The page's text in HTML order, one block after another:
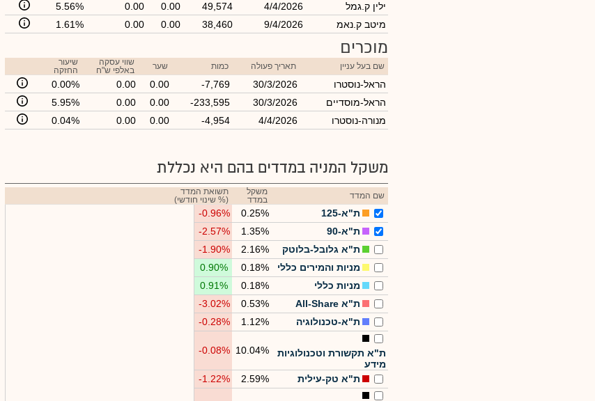
ילין ק.גמל
4/4/2026
49,574
0.00
0.00
5.56%
מיטב ק.נאמ
9/4/2026
38,460
0.00
0.00
1.61%
מוכרים
שם בעל עניין תאריך פעולה כמות שער
שווי עסקה
באלפי ש"ח
שיעור
החזקה
הראל-נוסטרו 30/3/2026
-7,769
0.00
0.00
0.00%
הראל-מוסדיים
30/3/2026
-233,595
0.00
0.00
5.95%
מנורה-נוסטרו
4/4/2026
-4,954
0.00
0.00
0.04%
משקל המניה במדדים בהם היא נכללת
שם המדד
משקל
במדד
תשואת המדד
(% שינוי חודשי)
ת"א-125 0.25%
-0.96%
ת"א-90
1.35%
-2.57%
ת"א גלובל-בלוטק
2.16%
-1.90%
מניות והמירים כללי
0.18%
0.90%
מניות כללי
0.18%
0.91%
ת"א All-Share
0.53%
-3.02%
ת"א-טכנולוגיה
1.12%
-0.28%
ת"א תקשורת וטכנולוגיות
מידע
10.04%
-0.08%
ת"א טק-עילית 2.59%
-1.22%